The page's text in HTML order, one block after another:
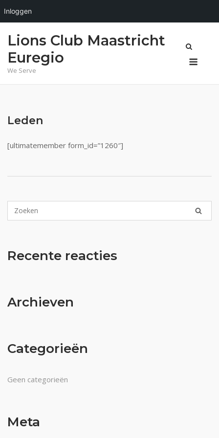
Inloggen
inhoud
Lions Club Maastricht
Euregio
We Serve
Leden
[ultimatemember form_id=”1260″]
Recente reacties
Archieven
Categorieën
Geen categorieën
Meta